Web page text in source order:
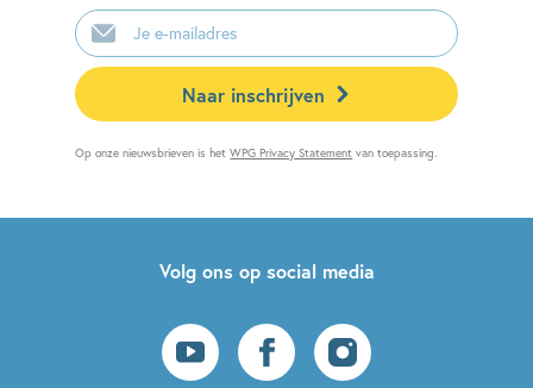
E-
mailadres
Naar inschrijven
Op onze nieuwsbrieven is hetWPG Privacy Statement van toepassing.
Volg ons op social media